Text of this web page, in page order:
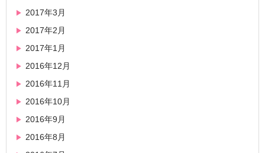
2017年3月
2017年2月
2017年1月
2016年12月
2016年11月
2016年10月
2016年9月
2016年8月